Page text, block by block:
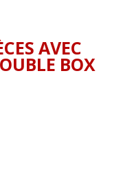
AVEC
BOX